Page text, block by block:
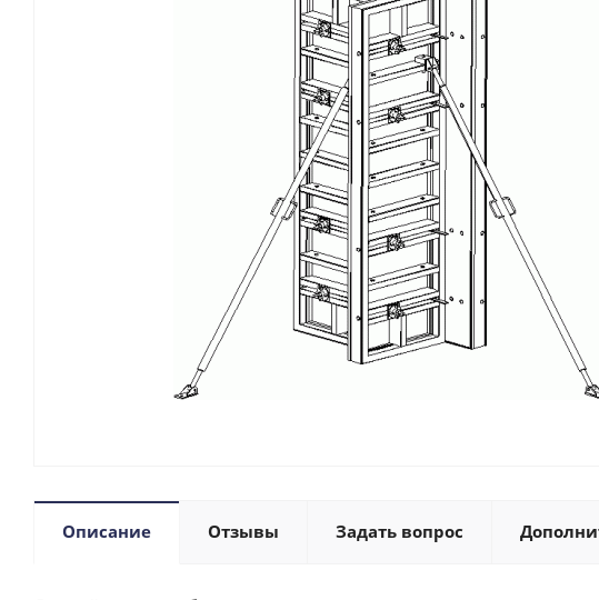
Описание Отзывы Задать вопрос